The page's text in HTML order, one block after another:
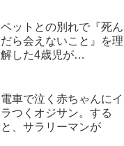
ペットとの別れで『死ん
だら会えないこと』を理
解した4歳児が…
電車で泣く赤ちゃんにイ
ラつくオジサン。する
と、サラリーマンが